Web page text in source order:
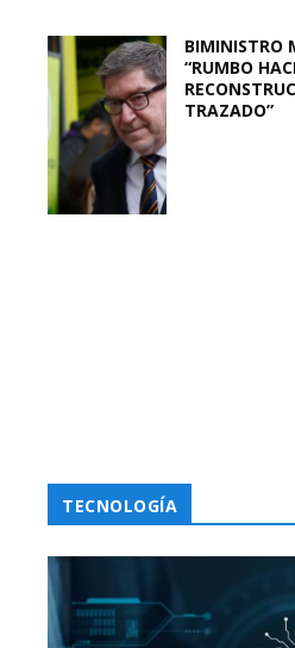
BIMINISTRO
“RUMBO
TRAZADO”
TECNOLOGÍA